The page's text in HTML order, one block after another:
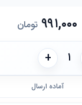
۹۹۱,۰۰۰ تومان
+
آماده ارسال